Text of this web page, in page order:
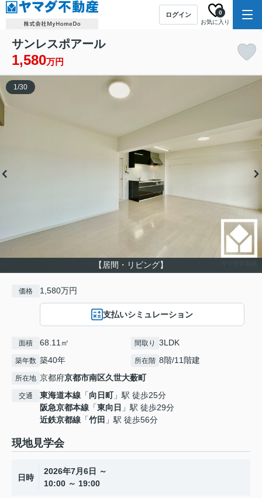
ログイン
お気に入り
0
サンレスポアール
1,580万円
【居間・リビング】
1/30
価格 1,580万円
支払いシミュレーション
面積 68.11㎡ 間取り 3LDK
築年数 築40年 所在階 8階/11階建
所在地 京都府京都市南区久世大薮町
交通 東海道本線 「向日町」駅 徒歩25分
阪急京都本線 「東向日 」駅 徒歩29分
近鉄京都線 「竹田 」駅 徒歩56分
現地見学会
日時
2026年7月6日 ～
10:00 ～ 19:00